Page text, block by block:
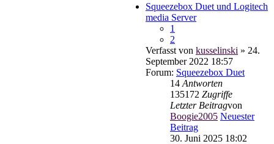
Squeezebox Duet und Logitech
media Server
1
2
Verfasst von kusselinski » 24.
September 2022 18:57
Forum: Squeezebox Duet
14 Antworten
135172 Zugriffe
Letzter Beitragvon
Boogie2005 Neuester
Beitrag
30. Juni 2025 18:02